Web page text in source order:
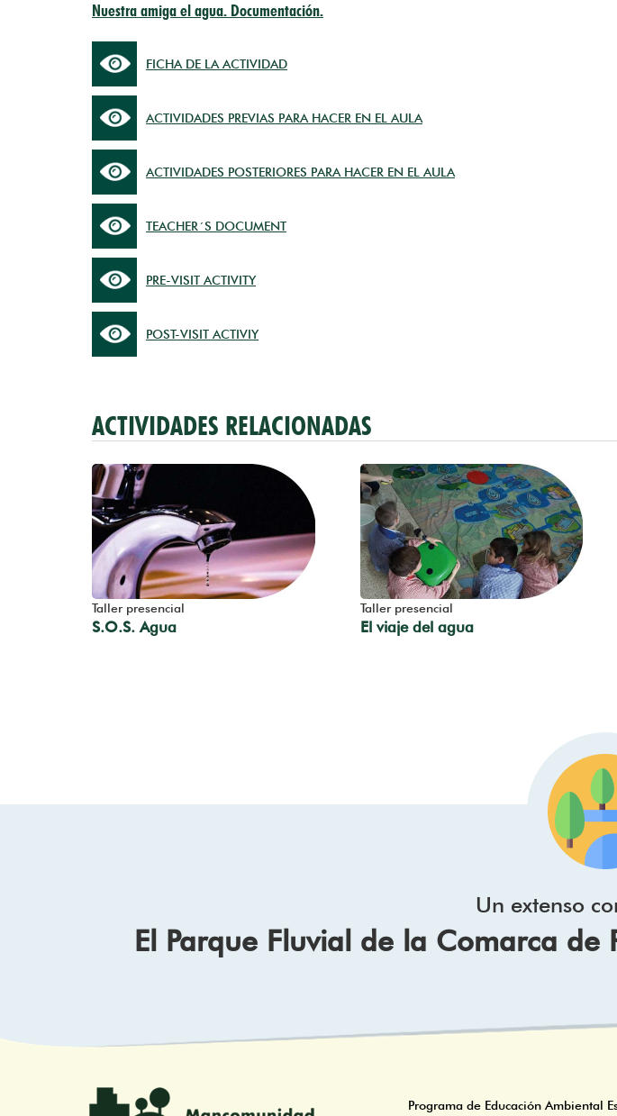
Nuestra amiga el agua. Documentación.
FICHA DE LA ACTIVIDAD
ACTIVIDADES PREVIAS PARA HACER EN EL AULA
ACTIVIDADES POSTERIORES PARA HACER EN EL AULA
TEACHER´S DOCUMENT
PRE-VISIT ACTIVITY
POST-VISIT ACTIVIY
ACTIVIDADES RELACIONADAS
Taller presencial
S.O.S. Agua
Taller presencial
El viaje del agua
Un extenso
El Parque Fluvial de la Comarca
Programa de Educación Ambiental